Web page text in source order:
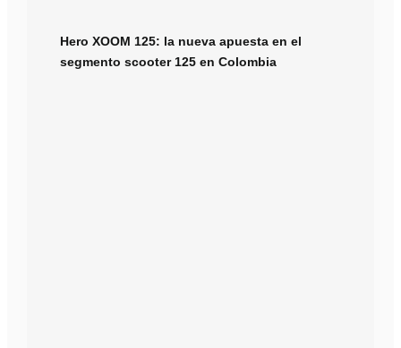
Hero XOOM 125: la nueva apuesta en el
segmento scooter 125 en Colombia